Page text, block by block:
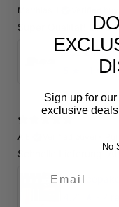
Matthias J.
Super Qualität!
1
A.E.
Schnelle Lieferung.
Sign up for
exclusive
No